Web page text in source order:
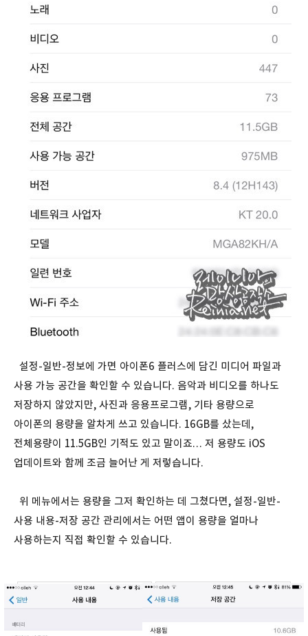
설정-일반-정보에 가면 아이폰6 플러스에 담긴 미디어 파일과
사용 가능 공간을 확인할 수 있습니다. 음악과 비디오를 하나도
저장하지 않았지만, 사진과 응용프로그램, 기타 용량으로
아이폰의 용량을 알차게 쓰고 있습니다. 16GB를 샀는데,
전체용량이 11.5GB인 기적도 있고 말이죠… 저 용량도 iOS
업데이트와 함께 조금 늘어난 게 저렇습니다.
위 메뉴에서는 용량을 그저 확인하는 데 그쳤다면, 설정-일반-
사용 내용-저장 공간 관리에서는 어떤 앱이 용량을 얼마나
사용하는지 직접 확인할 수 있습니다.